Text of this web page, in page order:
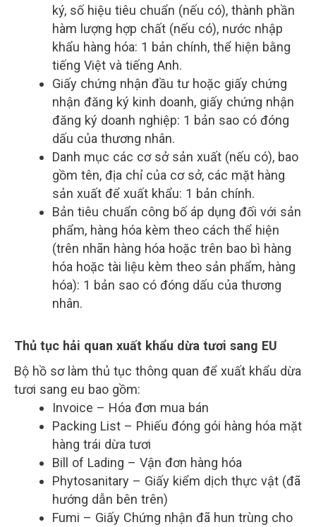
ký, số hiệu tiêu chuẩn (nếu có), thành phần
hàm lượng hợp chất (nếu có), nước nhập
khẩu hàng hóa: 1 bản chính, thể hiện bằng
tiếng Việt và tiếng Anh.
Giấy chứng nhận đầu tư hoặc giấy chứng
nhận đăng ký kinh doanh, giấy chứng nhận
đăng ký doanh nghiệp: 1 bản sao có đóng
dấu của thương nhân.
Danh mục các cơ sở sản xuất (nếu có), bao
gồm tên, địa chỉ của cơ sở, các mặt hàng
sản xuất để xuất khẩu: 1 bản chính.
Bản tiêu chuẩn công bố áp dụng đối với sản
phẩm, hàng hóa kèm theo cách thể hiện
(trên nhãn hàng hóa hoặc trên bao bì hàng
hóa hoặc tài liệu kèm theo sản phẩm, hàng
hóa): 1 bản sao có đóng dấu của thương
nhân.
Thủ tục hải quan xuất khẩu dừa tươi sang EU
Bộ hồ sơ làm thủ tục thông quan để xuất khẩu dừa
tươi sang eu bao gồm:
Invoice – Hóa đơn mua bán
Packing List – Phiếu đóng gói hàng hóa mặt
hàng trái dừa tươi
Bill of Lading – Vận đơn hàng hóa
Phytosanitary – Giấy kiểm dịch thực vật (đã
hướng dẫn bên trên)
Fumi – Giấy Chứng nhận đã hun trùng cho